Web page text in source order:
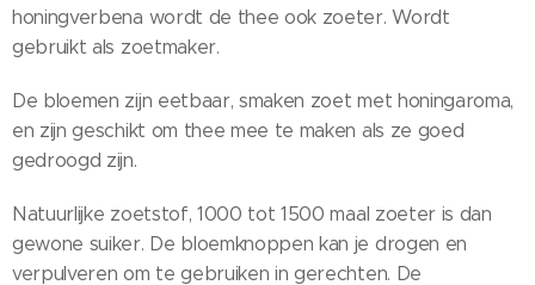
honingverbena wordt de thee ook zoeter. Wordt
gebruikt als zoetmaker.
De bloemen zijn eetbaar, smaken zoet met honingaroma,
en zijn geschikt om thee mee te maken als ze goed
gedroogd zijn.
Natuurlijke zoetstof, 1000 tot 1500 maal zoeter is dan
gewone suiker. De bloemknoppen kan je drogen en
verpulveren om te gebruiken in gerechten. De